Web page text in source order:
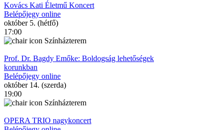
Kovács Kati Életmű Koncert
Belépőjegy online
október 5. (hétfő)
17:00
Színházterem
Prof. Dr. Bagdy Emőke: Boldogság lehetőségek
korunkban
Belépőjegy online
október 14. (szerda)
19:00
Színházterem
OPERA TRIO nagykoncert